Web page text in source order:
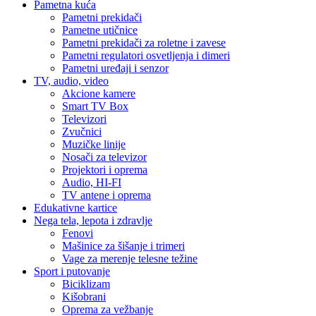
Pametna kuća
Pametni prekidači
Pametne utičnice
Pametni prekidači za roletne i zavese
Pametni regulatori osvetljenja i dimeri
Pametni uređaji i senzor
TV, audio, video
Akcione kamere
Smart TV Box
Televizori
Zvučnici
Muzičke linije
Nosači za televizor
Projektori i oprema
Audio, HI-FI
TV antene i oprema
Edukativne kartice
Nega tela, lepota i zdravlje
Fenovi
Mašinice za šišanje i trimeri
Vage za merenje telesne težine
Sport i putovanje
Biciklizam
Kišobrani
Oprema za vežbanje